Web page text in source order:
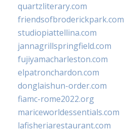
quartzliterary.com
friendsofbroderickpark.com
studiopiattellina.com
jannagrillspringfield.com
fujiyamacharleston.com
elpatronchardon.com
donglaishun-order.com
fiamc-rome2022.org
mariceworldessentials.com
lafisheriarestaurant.com